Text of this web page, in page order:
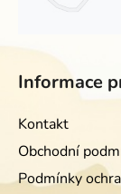
Informace
Kontakt
Obchodní
Podmínky